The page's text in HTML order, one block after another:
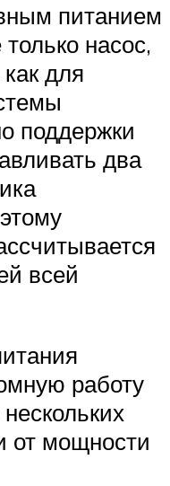
питанием
насос,
для
поддержки
два
всей
работу
от мощности